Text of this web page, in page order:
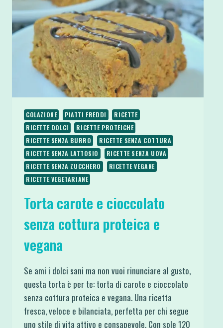
PROTEICHE
COLAZIONE PIATTI FREDDI
RICETTE
RICETTE DOLCI
RICETTE PROTEICHE
RICETTE SENZA BURRO
RICETTE SENZA COTTURA
RICETTE SENZA LATTOSIO
RICETTE SENZA UOVA
RICETTE SENZA ZUCCHERO
RICETTE VEGANE
RICETTE VEGETARIANE
Torta carote e cioccolato
senza cottura proteica e
vegana
Se ami i dolci sani ma non vuoi rinunciare al gusto,
questa torta è per te: torta di carote e cioccolato
senza cottura proteica e vegana. Una ricetta
fresca, veloce e bilanciata, perfetta per chi segue
uno stile di vita attivo e consapevole. Con sole 120